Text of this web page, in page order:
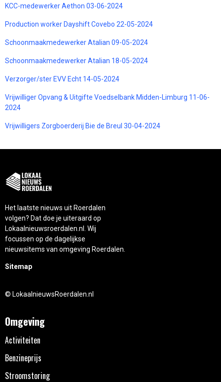
KCC-medewerker Aethon 03-06-2024
Production worker Dayshift Covebo 22-05-2024
Schoonmaakmedewerker Atalian 09-05-2024
Schoonmaakmedewerker Atalian 18-05-2024
Verzorger/ster EVV Echt 14-05-2024
Vrijwilliger Opvang & Uitgifte Voedselbank Midden-Limburg 11-06-
2024
Vrijwilligers Zorgboerderij Bie de Breul 30-04-2024
Het laatste nieuws uit Roerdalen
volgen? Dat doe je uiteraard op
Lokaalnieuwsroerdalen.nl. Wij
focussen op de dagelijkse
nieuwsitems van omgeving Roerdalen.
Sitemap
© LokaalnieuwsRoerdalen.nl
Omgeving
Activiteiten
Benzineprijs
Stroomstoring